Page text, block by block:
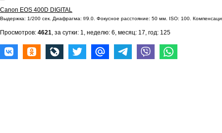
Canon EOS 400D DIGITAL
Выдержка: 1/200 сек. Диафрагма: f/9.0. Фокусное расстояние: 50 мм. ISO: 100.
Просмотров: 4621, за сутки: 1, неделю: 6, месяц: 17, год: 125